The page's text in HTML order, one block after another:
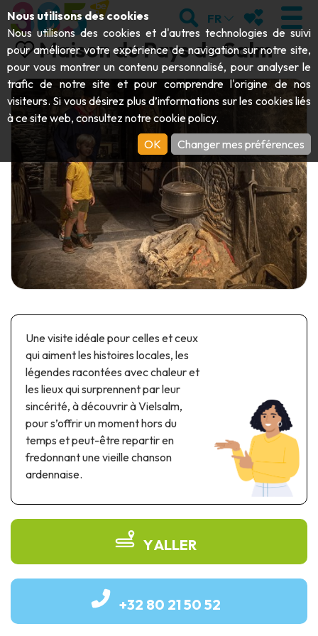
VISITER
Abbayes & monuments religieux
Archéologie
Art
Artisanat & savoir-faire
Châteaux, citadelles & beffrois
Folklore & histoire locale
Histoire
Parcs scientifiques
Patrimoine automobile & ferroviaire
Patrimoine industriel & ouvrage d'art
Produits de terroir
Tourisme de mémoire
UNESCO
EXPLORER
Grottes
Jardins, parcs & sites naturels
Parcs animaliers, zoologiques & aquariums
BOUGER
Bateaux touristiques & croisières
Draisines & trains touristiques
Kayaks
Parcs à thème & parcs d’attractions
Parcs récréatifs, nautiques & aquatiques
ÉVÉNEMENTS
LE TOP DES ACTIVITÉS POUR CET
ÉTÉ
TÉLÉCHARGER LE GUIDE
Aller au contenu principal; RECHERCHER
FR MES FAVORIS
Maison du Pays de Salm
Une visite idéale pour celles et ceux
qui aiment les histoires locales, les
légendes racontées avec chaleur et
les lieux qui surprennent par leur
sincérité, à découvrir à Vielsalm,
pour s’offrir un moment hors du
temps et peut-être repartir en
fredonnant une vieille chanson
ardennaise.
Y ALLER
+32 80 21 50 52
Nous utilisons des cookies
Nous utilisons des cookies et d'autres technologies de suivi
pour améliorer votre expérience de navigation sur notre site,
pour vous montrer un contenu personnalisé, pour analyser le
trafic de notre site et pour comprendre l'origine de nos
visiteurs. Si vous désirez plus d’informations sur les cookies liés
à ce site web, consultez notrecookie policy.
OK
Changer mes préférences